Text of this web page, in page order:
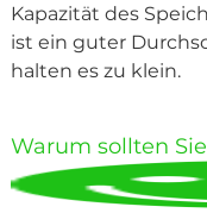
Kapazität des
ist ein guter
halten es zu klein.
Warum sollten